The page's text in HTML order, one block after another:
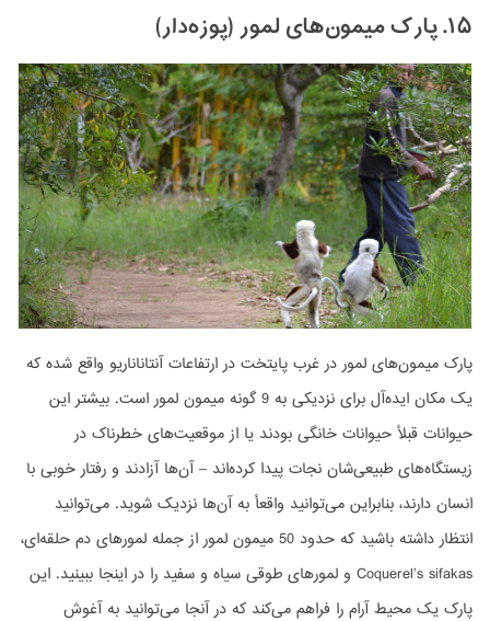
۱۵. پارک میمون‌های لمور (پوزه‌دار)
پارک میمون‌های لمور در غرب پایتخت در ارتفاعات آنتاناناریو واقع شده که
یک مکان ایده‌آل برای نزدیکی به 9 گونه میمون لمور است. بیشتر این
حیوانات قبلأ حیوانات خانگی بودند یا از موقعیت‌های خطرناک در
زیستگاه‌های طبیعی‌شان نجات پیدا کرده‌اند – آن‌ها آزادند و رفتار خوبی با
انسان دارند، بنابراین می‌توانید واقعأ به آن‌ها نزدیک شوید. می‌توانید
انتظار داشته باشید که حدود 50 میمون لمور از جمله لمورهای دم حلقه‌ای،
Coquerel’s sifakas و لمورهای طوقی سیاه و سفید را در اینجا ببینید. این
پارک یک محیط آرام را فراهم می‌کند که در آنجا می‌توانید به آغوش